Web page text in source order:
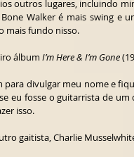
outros lugares, incluindo
Walker é mais swing e
mais fundo nisso.
álbum I’m Here & I’m Gone
para divulgar meu nome e
eu fosse o guitarrista de
isso.
gaitista, Charlie